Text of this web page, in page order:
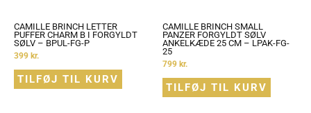
CAMILLE BRINCH LETTER
PUFFER CHARM B I FORGYLDT
SØLV – BPUL-FG-P
399 kr.
TILFØJ TIL KURV
CAMILLE BRINCH SMALL
PANZER FORGYLDT SØLV
ANKELKÆDE 25 CM – LPAK-FG-
25
799 kr.
TILFØJ TIL KURV